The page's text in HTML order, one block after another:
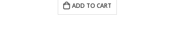
ADD TO CART